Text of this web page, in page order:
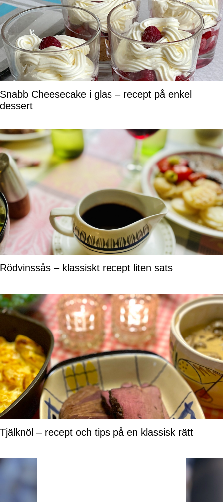
Snabb Cheesecake i glas – recept på enkel
dessert
Rödvinssås – klassiskt recept liten sats
Tjälknöl – recept och tips på en klassisk rätt